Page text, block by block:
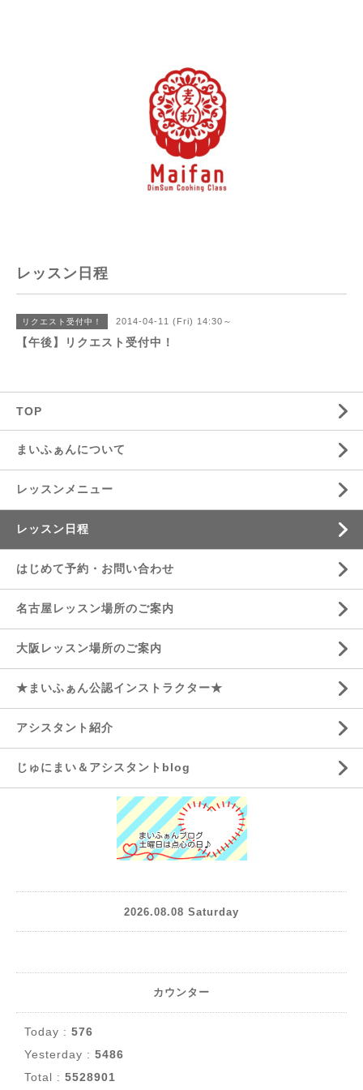
レッスン日程
リクエスト受付中！ 2014-04-11 (Fri) 14:30～
【午後】リクエスト受付中！
TOP
まいふぁんについて
レッスンメニュー
レッスン日程
はじめて予約・お問い合わせ
名古屋レッスン場所のご案内
大阪レッスン場所のご案内
★まいふぁん公認インストラクター★
アシスタント紹介
じゅにまい＆アシスタントblog
2026.08.08 Saturday
カウンター
Today : 576
Yesterday : 5486
Total : 5528901